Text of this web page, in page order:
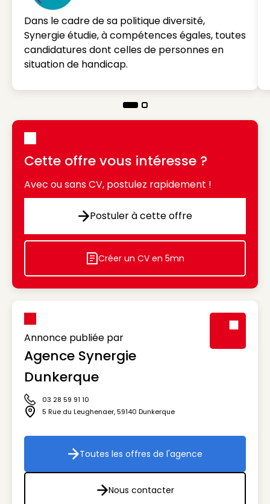
Dans le cadre de sa politique diversité,
Synergie étudie, à compétences égales, toutes
candidatures dont celles de personnes en
situation de handicap.
Cette offre vous intéresse ?
Avec ou sans CV, postulez rapidement !
Postuler à cette offre
Postuler à cette offre
Icon decorative
Créer un CV en 5mn
Annonce publiée par
Agence Synergie
Dunkerque
Icône téléphone
03 28 59 91 10
Icône adresse
5 Rue du Leughenaer,59140 Dunkerque
Toutes les offres de l'agence
Toutes les offres de l'agence
Nous contacter
Nous contacter